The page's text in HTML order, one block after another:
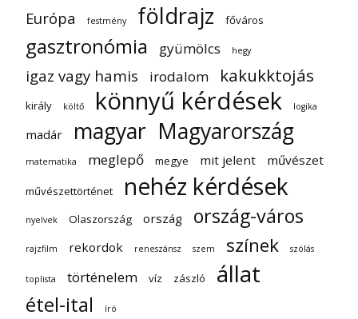
Európa festmény földrajz főváros
gasztronómia gyümölcs hegy
igaz vagy hamis irodalom kakukktojás
király költő könnyű kérdések logika
madár magyar Magyarország
matematika meglepő megye mit jelent művészet
művészettörténet nehéz kérdések
nyelvek Olaszország ország ország-város
rajzfilm rekordok reneszánsz szem színek szólás
toplista történelem víz zászló állat
étel-ital író